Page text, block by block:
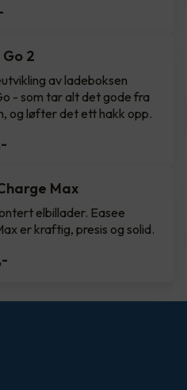
2
av ladeboksen
- som tar alt det gode fra
og løfter det ett hakk opp.
Max
elbillader. Easee
er kraftig, presis og solid.
,-